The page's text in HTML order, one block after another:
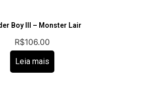
Boy III – Monster Lair
R$106.00
Leia mais